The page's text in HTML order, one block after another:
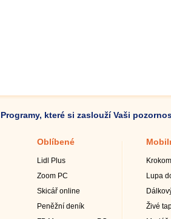
Programy, které si zaslouží Vaši
Oblíbené
Lidl Plus
Zoom PC
Skicář online
Peněžní deník
Lupa
Živé